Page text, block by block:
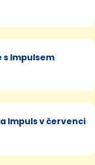
s Impulsem
Impuls v červenci